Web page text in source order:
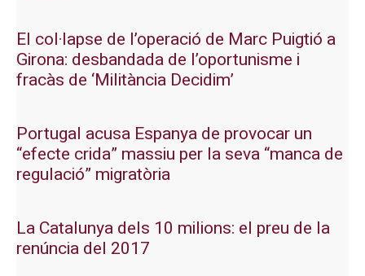
El col·lapse de l’operació de Marc Puigtió a
Girona: desbandada de l’oportunisme i
fracàs de ‘Militància Decidim’
Portugal acusa Espanya de provocar un
“efecte crida” massiu per la seva “manca de
regulació” migratòria
La Catalunya dels 10 milions: el preu de la
renúncia del 2017